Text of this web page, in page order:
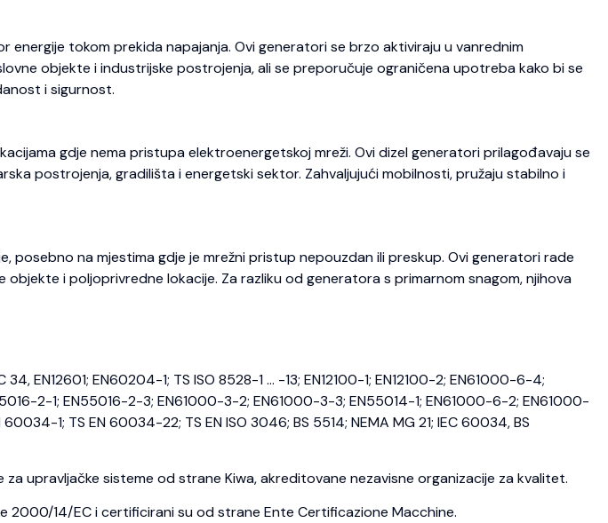
tokom prekida napajanja. Ovi generatori se brzo aktiviraju u vanrednim
objekte i industrijske postrojenja, ali se preporučuje ograničena upotreba kako bi se
i sigurnost.
gdje nema pristupa elektroenergetskoj mreži. Ovi dizel generatori prilagođavaju se
postrojenja, gradilišta i energetski sektor. Zahvaljujući mobilnosti, pružaju stabilno i
na mjestima gdje je mrežni pristup nepouzdan ili preskup. Ovi generatori rade
i poljoprivredne lokacije. Za razliku od generatora s primarnom snagom, njihova
EN12601; EN60204-1; TS ISO 8528-1 … -13; EN12100-1; EN12100-2; EN61000-6-4;
2-1; EN55016-2-3; EN61000-3-2; EN61000-3-3; EN55014-1; EN61000-6-2; EN61000-
1; TS EN 60034-22; TS EN ISO 3046; BS 5514; NEMA MG 21; IEC 60034, BS
upravljačke sisteme od strane Kiwa, akreditovane nezavisne organizacije za kvalitet.
2000/14/EC i certificirani su od strane Ente Certificazione Macchine.